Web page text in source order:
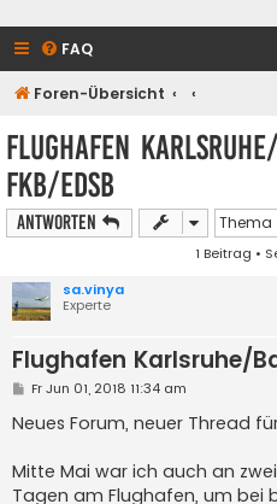
FAQ
Foren-Übersicht
Flughafen Karlsruhe/
FKB/EDSB
Antworten
1 Beitrag •
sa.vinya
Experte
Flughafen Karlsruhe/
B
i
t
a
g
Fr Jun 01, 2018 11:34 am
Neues Forum, neuer Thread
Mitte Mai war ich auch an
Tagen am Flughafen, um bei